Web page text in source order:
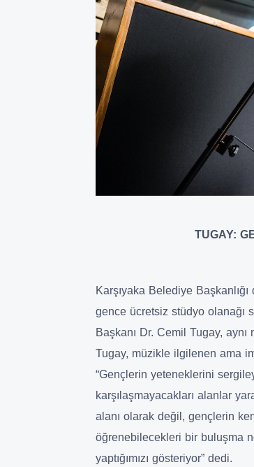
TUGAY:
Karşıyaka Belediye
gence ücretsiz stüdyo olanağı
Başkanı Dr. Cemil Tugay,
Tugay, müzikle ilgilenen ama
“Gençlerin yeteneklerini
karşılaşmayacakları alanlar
alanı olarak değil, gençlerin
öğrenebilecekleri bir buluşma
yaptığımızı gösteriyor” dedi.